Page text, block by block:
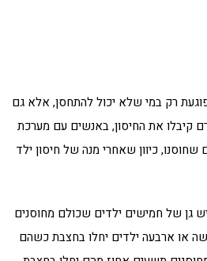
רק במי שלא יכול להתחסן, אלא גם
קיבלו את החיסון, באנשים עם מערכת
שחוסנו, כיוון שאחרי מנה של חיסון ילד
גן של חמישים ילדים שכולם מחוסנים
או ארבעה ילדים יחלו בחצבת כשהם